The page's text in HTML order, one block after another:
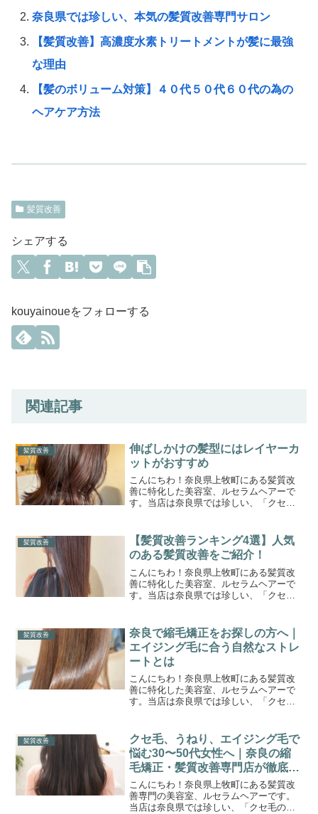
奈良県では珍しい、本気の髪質改善専門サロン
【髪質改善】高濃度水素トリートメントが髪に最強
な理由
【髪のボリューム対策】４０代５０代６０代の為の
ヘアケア方法
髪質改善
シェアする
kouyainoueをフォローする
関連記事
髪質改善
伸ばしかけの髪型にはレイヤーカ
ットがおすすめ
こんにちわ！奈良県上牧町にある髪質改
善に特化した美容室、ルセラムヘアーで
す。当店は奈良県では珍しい、「クセ毛
お役立ちできれば嬉しく思います。ひと
りひとりに合わせた、オー...
髪質改善
【髪質改善ランキング4選】人気
のある髪質改善をご紹介！
こんにちわ！奈良県上牧町にある髪質改
善に特化した美容室、ルセラムヘアーで
す。当店は奈良県では珍しい、「クセ毛
もお役立ちできれば嬉しく思います。ひ
とりひとりに合わせた、オ...
髪質改善
奈良で縮毛矯正をお探しの方へ｜
エイジング毛に合う自然なストレ
ートとは
こんにちわ！奈良県上牧町にある髪質改
善に特化した美容室、ルセラムヘアーで
す。当店は奈良県では珍しい、「クセ毛
お役立ちできれば嬉しく思います。ひと
りひとりに合わせた、オー...
髪質改善
クセ毛、うねり、エイジング毛で
悩む30〜50代女性へ｜奈良の縮
毛矯正・髪質改善専門店が徹底解
説
こんにちわ！奈良県上牧町にある髪質改
善専門の美容室、ルセラムヘアーです。
当店は奈良県では珍しい、「クセ毛の髪